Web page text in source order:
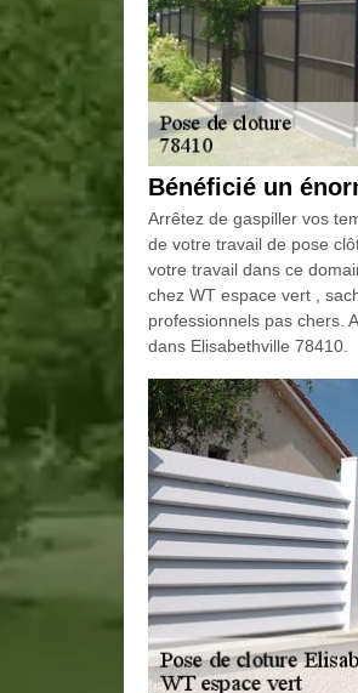
Bénéficié un
Arrêtez de gaspiller vos
de votre travail de pose
votre travail dans ce
chez WT espace vert ,
professionnels pas chers.
dans Elisabethville 78410.